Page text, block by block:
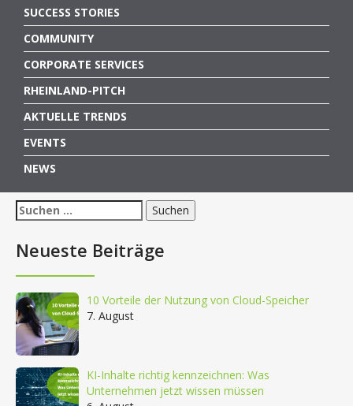
SUCCESS STORIES
COMMUNITY
CORPORATE SERVICES
RHEINLAND-PITCH
AKTUELLE TRENDS
EVENTS
NEWS
Suchen
nach:
Neueste Beiträge
10 Vorteile der Nutzung von Cloud-Speicher
7. August
KI-Inhalte richtig kennzeichnen: Was
Unternehmen jetzt wissen müssen